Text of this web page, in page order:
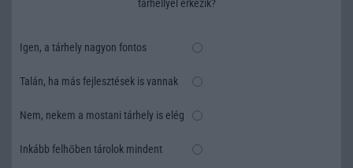
tárhellyel érkezik?
Igen, a tárhely nagyon fontos
Talán, ha más fejlesztések is vannak
Nem, nekem a mostani tárhely is elég
Inkább felhőben tárolok mindent